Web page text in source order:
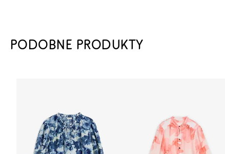
PODOBNE PRODUKTY